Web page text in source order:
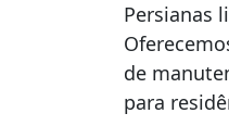
Persianas
de
para